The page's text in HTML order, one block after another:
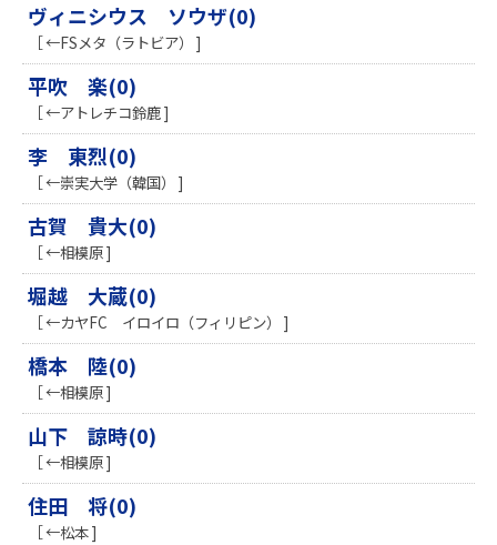
ヴィニシウス ソウザ(0)
［ ←FSメタ（ラトビア） ]
平吹 楽(0)
［ ←アトレチコ鈴鹿 ]
李 東烈(0)
［ ←崇実大学（韓国） ]
古賀 貴大(0)
［ ←相模原 ]
堀越 大蔵(0)
［ ←カヤFC イロイロ（フィリピン） ]
橋本 陸(0)
［ ←相模原 ]
山下 諒時(0)
［ ←相模原 ]
住田 将(0)
［ ←松本 ]